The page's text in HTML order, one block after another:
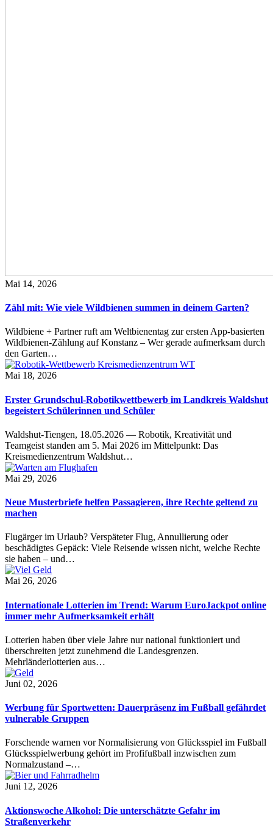
Mai 14, 2026
Zähl mit: Wie viele Wildbienen summen in deinem Garten?
Wildbiene + Partner ruft am Weltbienentag zur ersten App-basierten
Wildbienen-Zählung auf Konstanz – Wer gerade aufmerksam durch
den Garten…
Mai 18, 2026
Erster Grundschul-Robotikwettbewerb im Landkreis Waldshut
begeistert Schülerinnen und Schüler
Waldshut-Tiengen, 18.05.2026 — Robotik, Kreativität und
Teamgeist standen am 5. Mai 2026 im Mittelpunkt: Das
Kreismedienzentrum Waldshut…
Mai 29, 2026
Neue Musterbriefe helfen Passagieren, ihre Rechte geltend zu
machen
Flugärger im Urlaub? Verspäteter Flug, Annullierung oder
beschädigtes Gepäck: Viele Reisende wissen nicht, welche Rechte
sie haben – und…
Mai 26, 2026
Internationale Lotterien im Trend: Warum EuroJackpot online
immer mehr Aufmerksamkeit erhält
Lotterien haben über viele Jahre nur national funktioniert und
überschreiten jetzt zunehmend die Landesgrenzen.
Mehrländerlotterien aus…
Juni 02, 2026
Werbung für Sportwetten: Dauerpräsenz im Fußball gefährdet
vulnerable Gruppen
Forschende warnen vor Normalisierung von Glücksspiel im Fußball
Glücksspielwerbung gehört im Profifußball inzwischen zum
Normalzustand –…
Juni 12, 2026
Aktionswoche Alkohol: Die unterschätzte Gefahr im
Straßenverkehr